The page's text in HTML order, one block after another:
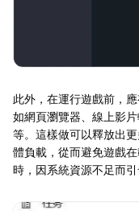
此外，在運行遊戲前，
如網頁瀏覽器、線上影
等。這樣做可以釋放出
體負載，從而避免遊戲
時，因系統資源不足而引